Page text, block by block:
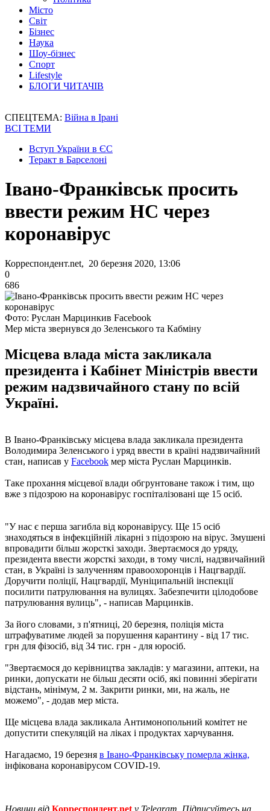
Місто
Світ
Бізнес
Наука
Шоу-бізнес
Спорт
Lifestyle
БЛОГИ ЧИТАЧІВ
СПЕЦТЕМА: Війна в Ірані
ВСІ ТЕМИ
Вступ України в ЄС
Теракт в Барселоні
Івано-Франківськ просить
ввести режим НС через
коронавірус
Корреспондент.net, 20 березня 2020, 13:06
0
686
Фото: Руслан Марцинкив Facebook
Мер міста звернувся до Зеленського та Кабміну
Місцева влада міста закликала
президента і Кабінет Міністрів ввести
режим надзвичайного стану по всій
Україні.
В Івано-Франківську місцева влада закликала президента
Володимира Зеленського і уряд ввести в країні надзвичайний
стан, написав у Facebook мер міста Руслан Марцинків.
Таке прохання місцевої влади обгрунтоване також і тим, що
вже з підозрою на коронавірус госпіталізовані ще 15 осіб.
"У нас є перша загибла від коронавірусу. Ще 15 осіб
знаходяться в інфекційній лікарні з підозрою на вірус. Змушені
впровадити більш жорсткі заходи. Звертаємося до уряду,
президента ввести жорсткі заходи, в тому числі, надзвичайний
стан, в Україні із залученням правоохоронців і Нацгвардії.
Доручити поліції, Нацгвардії, Муніципальній інспекції
посилити патрулювання на вулицях. Забезпечити цілодобове
патрулювання вулиць", - написав Марцинків.
За його словами, з п'ятниці, 20 березня, поліція міста
штрафуватиме людей за порушення карантину - від 17 тис.
грн для фізосіб, від 34 тис. грн - для юросіб.
"Звертаємося до керівництва закладів: у магазини, аптеки, на
ринки, допускати не більш десяти осіб, які повинні зберігати
відстань, мінімум, 2 м. Закрити ринки, ми, на жаль, не
можемо", - додав мер міста.
Ще місцева влада закликала Антимонопольний комітет не
допустити спекуляцій на ліках і продуктах харчування.
Нагадаємо, 19 березня в Івано-Франківську померла жінка,
інфікована коронавірусом COVID-19.
Новини від Корреспондент.net у Telegram. Підписуйтесь на